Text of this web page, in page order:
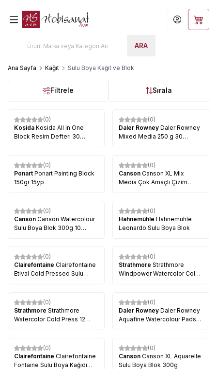
ARA
Hesabım
Ana Sayfa Kağıt Sulu Boya Kağıt ve Blok
Filtrele Sırala
(0)
Kosida Kosida All in One
Block Resim Defteri 30
(0)
Daler Rowney Daler Rowney
Mixed Media 250 g 30
(0)
Ponart Ponart Painting Block
150gr 15yp
(0)
Canson Canson XL Mix
Media Çok Amaçlı Çizim
(0)
Canson Canson Watercolour
Sulu Boya Blok 300g 10
(0)
Hahnemühle Hahnemühle
Leonardo Sulu Boya Blok
(0)
Clairefontaine Clairefontaine
Etival Cold Pressed Sulu
(0)
Strathmore Strathmore
Windpower Watercolor Cold
(0)
Strathmore Strathmore
Watercolor Cold Press 12
(0)
Daler Rowney Daler Rowney
Aquafine Watercolour Pads
(0)
Clairefontaine Clairefontaine
Fontaine Sulu Boya Kağıdı
(0)
Canson Canson XL Aquarelle
Sulu Boya Blok 300g